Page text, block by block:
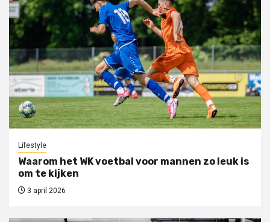
Lifestyle
Waarom het WK voetbal voor mannen zo leuk is
om te kijken
3 april 2026